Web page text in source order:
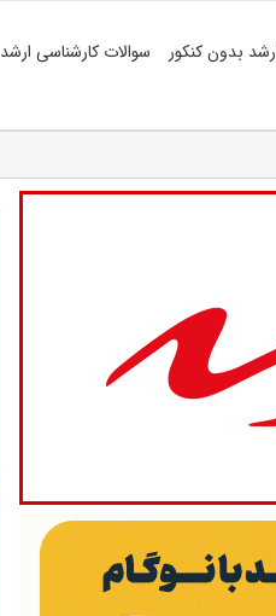
بدون کنکور سوالات کارشناسی ارشد